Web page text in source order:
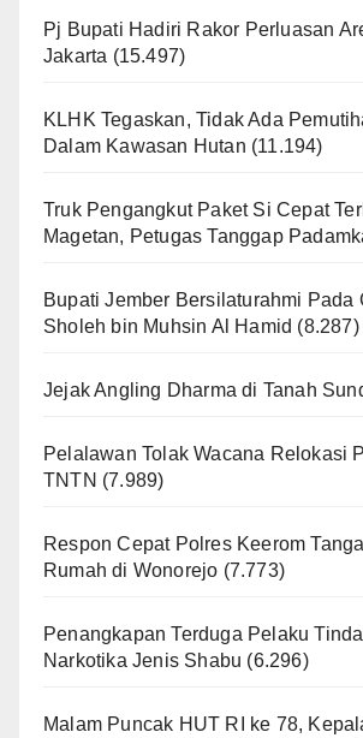
Pj Bupati Hadiri Rakor Perluasan
Jakarta (15.497)
KLHK Tegaskan, Tidak Ada
Dalam Kawasan Hutan (11.194)
Truk Pengangkut Paket Si Cepat
Magetan, Petugas Tanggap
Bupati Jember Bersilaturahmi Pada
Sholeh bin Muhsin Al Hamid (8.287)
Jejak Angling Dharma di Tanah
Pelalawan Tolak Wacana Relokasi
TNTN (7.989)
Respon Cepat Polres Keerom
Rumah di Wonorejo (7.773)
Penangkapan Terduga Pelaku
Narkotika Jenis Shabu (6.296)
Malam Puncak HUT RI ke 78,